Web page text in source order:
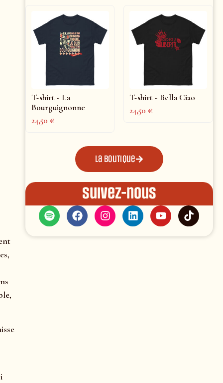
T-shirt - La
Bourguignonne
24,50 €
T-shirt - Bella Ciao
24,50€
La boutique
Suivez-nous